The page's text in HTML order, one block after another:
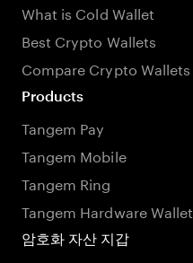
What is Cold Wallet
Best Crypto Wallets
Compare Crypto Wallets
Products
Tangem Pay
Tangem Mobile
Tangem Ring
Tangem Hardware Wallet
암호화 자산 지갑